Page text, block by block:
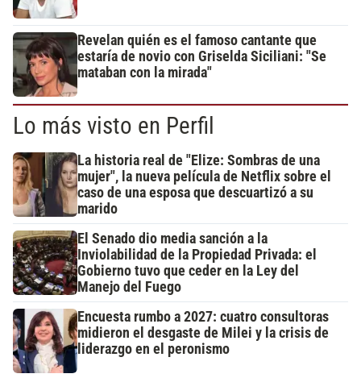
Revelan quién es el famoso cantante que
estaría de novio con Griselda Siciliani: "Se
mataban con la mirada"
Lo más visto en Perfil
La historia real de "Elize: Sombras de una
mujer", la nueva película de Netflix sobre el
caso de una esposa que descuartizó a su
marido
El Senado dio media sanción a la
Inviolabilidad de la Propiedad Privada: el
Gobierno tuvo que ceder en la Ley del
Manejo del Fuego
Encuesta rumbo a 2027: cuatro consultoras
midieron el desgaste de Milei y la crisis de
liderazgo en el peronismo